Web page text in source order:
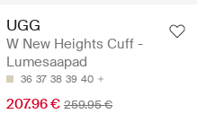
UGG
W New Heights Cuff -
Lumesaapad
36 37 38 39 40
207.96 € 259.95 €